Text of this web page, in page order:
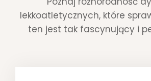
lekkoatletycznych, które
ten jest tak fascynujący i